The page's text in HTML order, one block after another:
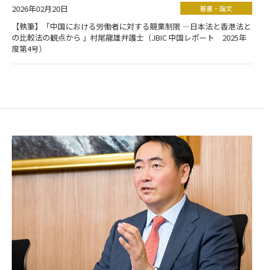
2026年02月20日 著書・論文
【執筆】「中国における労働者に対する競業制限 ―日本法と香港法と
の比較法の観点から 」村尾龍雄弁護士（JBIC 中国レポート 2025年
度第4号）